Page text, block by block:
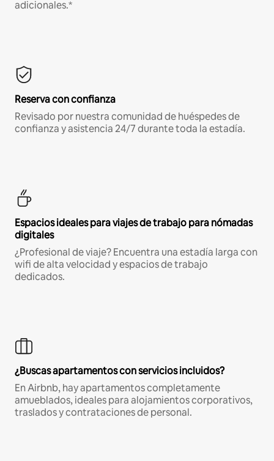
adicionales.*
Reserva con confianza
Revisado por nuestra comunidad de huéspedes de
confianza y asistencia 24/7 durante toda la estadía.
Espacios ideales para viajes de trabajo para nómadas
digitales
¿Profesional de viaje? Encuentra una estadía larga con
wifi de alta velocidad y espacios de trabajo
dedicados.
¿Buscas apartamentos con servicios incluidos?
En Airbnb, hay apartamentos completamente
amueblados, ideales para alojamientos corporativos,
traslados y contrataciones de personal.